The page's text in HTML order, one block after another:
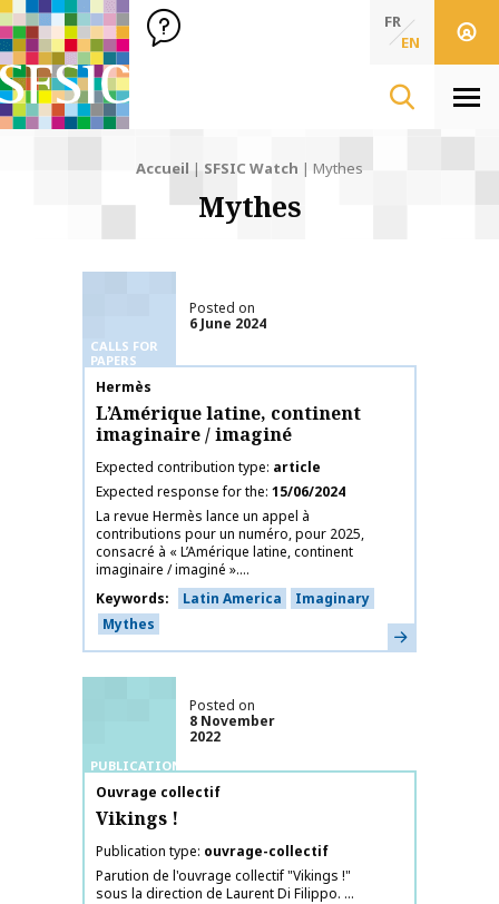
SFSIC Société Française des Sciences de l'Information & de
Société Française des Sciences de
FR
EN
Accueil | SFSIC Watch | Mythes
Mythes
CALLS FOR
PAPERS
Posted on
6 June 2024
Publication name
Hermès
L’Amérique latine, continent
imaginaire / imaginé
Expected contribution type article
Expected response for the 15/06/2024
La revue Hermès lance un appel à
contributions pour un numéro, pour 2025,
consacré à « L’Amérique latine, continent
imaginaire / imaginé »....
Keywords
Latin America
Imaginary
Mythes
Learn more
PUBLICATIONS
Posted on
8 November
2022
Publication name
Ouvrage collectif
Vikings !
Publication type ouvrage-collectif
Parution de l'ouvrage collectif "Vikings !"
sous la direction de Laurent Di Filippo. ...